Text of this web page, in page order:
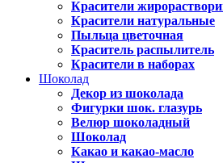
Красители
Красители натуральные
Пыльца цветочная
Краситель распылитель
Красители в наборах
Шоколад
Декор из шоколада
Фигурки шок. глазурь
Велюр шоколадный
Шоколад
Какао и какао-масло